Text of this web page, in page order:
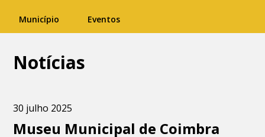
Município Eventos
Notícias
30 julho 2025
Museu Municipal de Coimbra